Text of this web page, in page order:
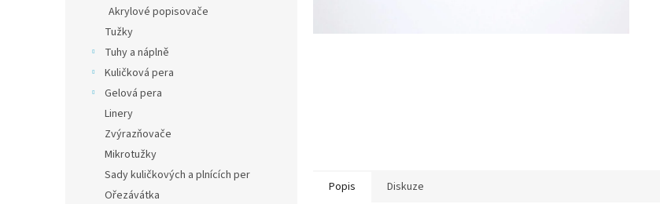
Akrylové popisovače
Tužky
Tuhy a náplně
Kuličková pera
Gelová pera
Linery
Zvýrazňovače
Mikrotužky
Sady kuličkových a plnících per
Ořezávátka
Popis Diskuze